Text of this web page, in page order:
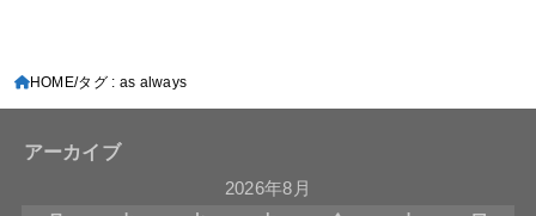
HOME タグ : as always
アーカイブ
2026年8月